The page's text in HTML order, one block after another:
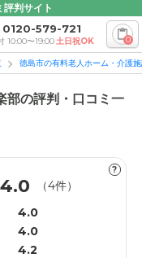
評判サイト
0120-579-721
10:00〜19:00土日祝OK 0
徳島市の有料老人ホーム・介護
部の評判・口コミ一
?
4.0 （4件）
4.0
4.0
4.2